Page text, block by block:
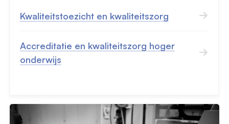
Kwaliteitstoezicht en kwaliteitszorg
Accreditatie en kwaliteitszorg hoger
onderwijs